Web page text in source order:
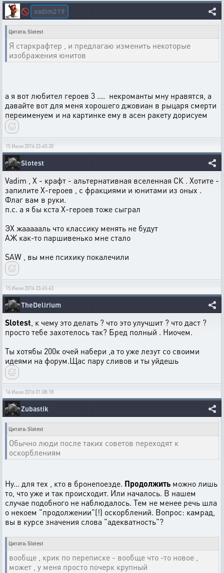
🚫 vadim219
Цитата: Slotest
Я старкрафтер , и предлагаю изменить некоторые
изображения юнитов
а я вот любител героев 3 .... некроманты мну нравятся, а
давайте вот для меня хорошего джовиан в рыцаря смерти
переименуем и на картинке ему в асен ракету дорисуем
15 Июля 2016 23:40:30
Slotest
Vadim , Х - крафт - альтернативная вселенная СК . Хотите -
запилите Х-героев , с фракциями и юнитами из оных .
Флаг вам в руки.
п.с. а я бы кста Х-героев тоже сыграл
ЭХ жаааааль что классику менять не будут
АЖ как-то паршивенько мне стало
SAW , вы мне психику покалечили
15 Июля 2016 23:45:43
TheDelirium
Slotest , к чему это делать ? что это улучшит ? что даст ?
просто тебе захотелось так? Бред полный . Ниочем.
Ты хотябы 200к очей набери ,а то уже лезут со своими
идеями на форум.Щас пару сливов и ты уйдешь
16 Июля 2016 01:08:18
Zubastik
Цитата: Slotest
Обычно люди после таких советов переходят к
оскорблениям
Ну... для тех , кто в бронепоезде. Продолжить можно лишь
то, что уже и так происходит. Или началось. В нашем
случае подобного не наблюдалось. Тем не менее речь шла
о некоем "продолжении"(!) оскорблений. Вопрос: камрад,
вы в курсе значения слова "адекватность"?
Цитата: Slotest
вообще , крик по переписке - вообще что -то новое ,
может , у меня просто почерк крупный